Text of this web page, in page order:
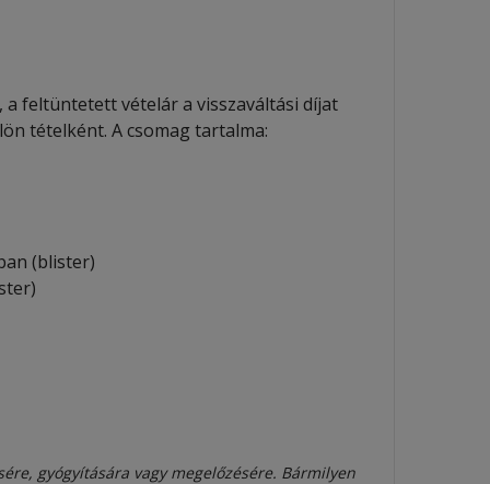
a feltüntetett vételár a visszaváltási díjat
tételként. A csomag tartalma:
(blister)
gyógyítására vagy megelőzésére. Bármilyen